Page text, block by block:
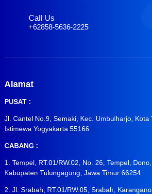
Call Us
+62858-5636-2225
Alamat
PUSAT :
Jl. Cantel No.9, Semaki, Kec. Umbulharjo, Kota
Istimewa Yogyakarta 55166
CABANG :
1. Tempel, RT.01/RW.02, No. 26, Tempel,
Kabupaten Tulungagung, Jawa Timur 66254
2. Jl. Srabah, RT.01/RW.05, Srabah,